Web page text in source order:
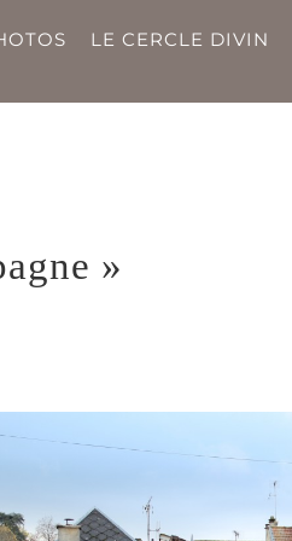
LE CERCLE DIVIN
»